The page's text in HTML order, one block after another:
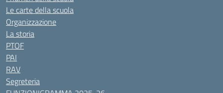
Le carte della scuola
Organizzazione
La storia
PTOF
PAI
RAV
Segreteria